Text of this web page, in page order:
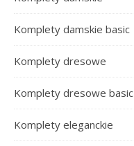
Komplety damskie basic
Komplety dresowe
Komplety dresowe basic
Komplety eleganckie